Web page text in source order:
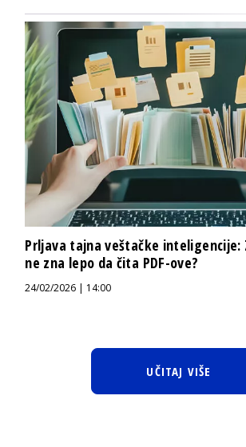
Prljava tajna veštačke inteligencije:
ne zna lepo da čita PDF-ove?
24/02/2026 | 14:00
UČITAJ VIŠE